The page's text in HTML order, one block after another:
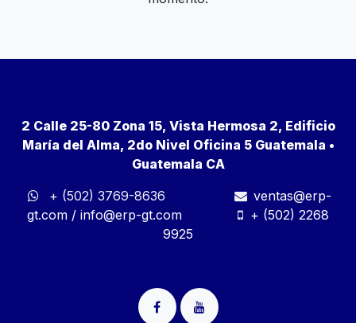
2 Calle 25-80 Zona 15, Vista Hermosa 2, Edificio
María del Alma, 2do Nivel Oficina 5 Guatemala •
Guatemala CA
+ (502) 3769-8636
ventas@erp-
gt.com / info@erp-gt.com
+ (502) 2268
9925